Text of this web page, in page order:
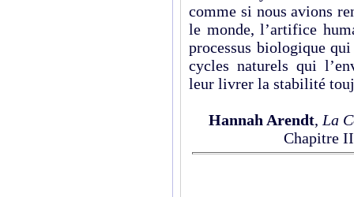
comme si nous avions
le monde, l’artifice
processus biologique
cycles naturels qui
leur livrer la stabilité
Hannah Arendt, La
Chapitre